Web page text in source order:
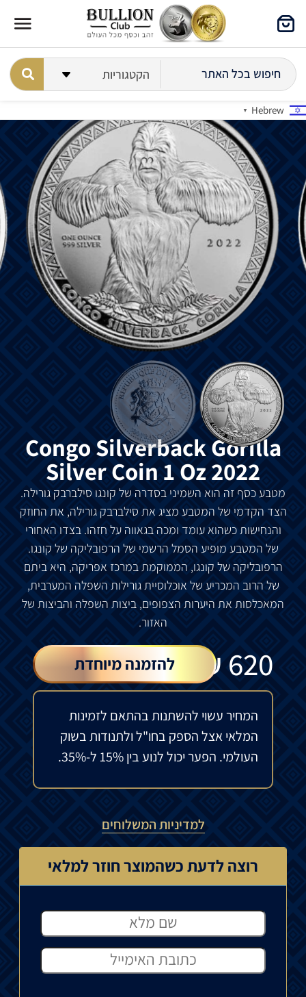
Hebrew
▼
Congo Silverback Gorilla
Silver Coin 1 Oz 2022
מטבע כסף זה הוא השמיני בסדרה של קונגו סילברבק גורילה.
הצד הקדמי של המטבע מציג את סילברבק גורילה, את החוזק
והנחישות כשהוא עומד ומכה בגאווה על חזהו.בצדו האחורי
של המטבע מופיע הסמל הרשמי של הרפובליקה של קונגו.
הרפובליקה של קונגו, הממוקמת במרכז אפריקה, היא ביתם
של הרוב המכריע של אוכלוסיית גורילות השפלה המערבית,
המאכלסות את היערות הצפופים, ביצות השפלה והביצות של
האזור.
620
₪ להזמנה מיוחדת
המחיר עשוי להשתנות בהתאם לזמינות
המלאי אצל הספק בחו"ל ולתנודות בשוק
העולמי. הפער יכול לנוע בין 15% ל-35%.
למדיניות המשלוחים
רוצה לדעת כשהמוצר חוזר למלאי